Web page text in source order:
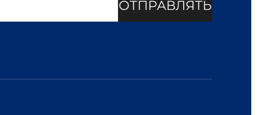
ОТПРАВЛЯТЬ